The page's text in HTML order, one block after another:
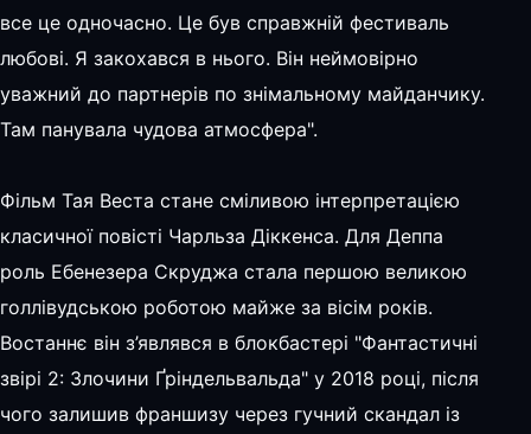
все це одночасно. Це був справжній фестиваль
любові. Я закохався в нього. Він неймовірно
уважний до партнерів по знімальному майданчику.
Там панувала чудова атмосфера".
Фільм Тая Веста стане сміливою інтерпретацією
класичної повісті Чарльза Діккенса. Для Деппа
роль Ебенезера Скруджа стала першою великою
голлівудською роботою майже за вісім років.
Востаннє він з’являвся в блокбастері "Фантастичні
звірі 2: Злочини Ґріндельвальда" у 2018 році, після
чого залишив франшизу через гучний скандал із